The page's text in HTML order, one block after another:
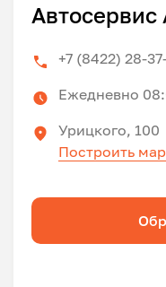
+7 (8422) 28-
Ежедневно
Урицкого, 100
Построить